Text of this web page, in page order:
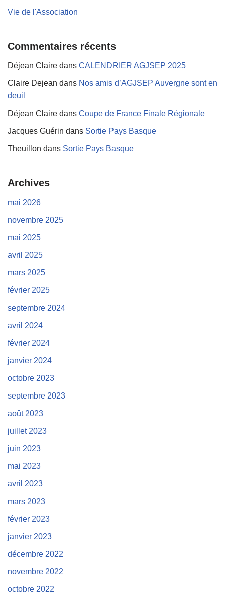
Vie de l'Association
Commentaires récents
Déjean Claire dans CALENDRIER AGJSEP 2025
Claire Dejean dans Nos amis d’AGJSEP Auvergne sont en
deuil
Déjean Claire dans Coupe de France Finale Régionale
Jacques Guérin dans Sortie Pays Basque
Theuillon dans Sortie Pays Basque
Archives
mai 2026
novembre 2025
mai 2025
avril 2025
mars 2025
février 2025
septembre 2024
avril 2024
février 2024
janvier 2024
octobre 2023
septembre 2023
août 2023
juillet 2023
juin 2023
mai 2023
avril 2023
mars 2023
février 2023
janvier 2023
décembre 2022
novembre 2022
octobre 2022